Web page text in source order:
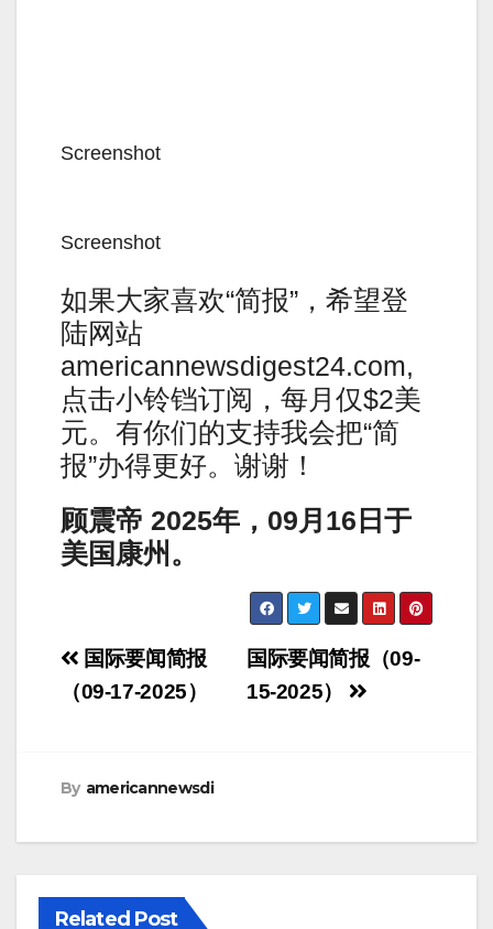
Screenshot
Screenshot
如果大家喜欢“简报”，希望登
陆网站
americannewsdigest24.com,
点击小铃铛订阅，每月仅$2美
元。有你们的支持我会把“简
报”办得更好。谢谢！
顾震帝 2025年， 09月 16 日于
美国康州。
Post
navigation
国际要闻简报（09-
15-2025）
国际要闻简报
（09-17-2025）
By americannewsdi
Related Post